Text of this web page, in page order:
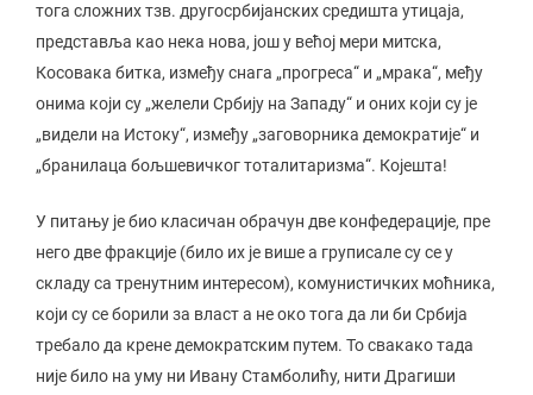
тога сложних тзв. другосрбијанских средишта утицаја,
представља као нека нова, још у већој мери митска,
Косовака битка, између снага „прогреса“ и „мрака“, међу
онима који су „желели Србију на Западу“ и оних који су је
„видели на Истоку“, између „заговорника демократије“ и
„бранилаца бољшевичког тоталитаризма“. Којешта!
У питању је био класичан обрачун две конфедерације, пре
него две фракције (било их је више а груписале су се у
складу са тренутним интересом), комунистичких моћника,
који су се борили за власт а не око тога да ли би Србија
требало да крене демократским путем. То свакако тада
није било на уму ни Ивану Стамболићу, нити Драгиши